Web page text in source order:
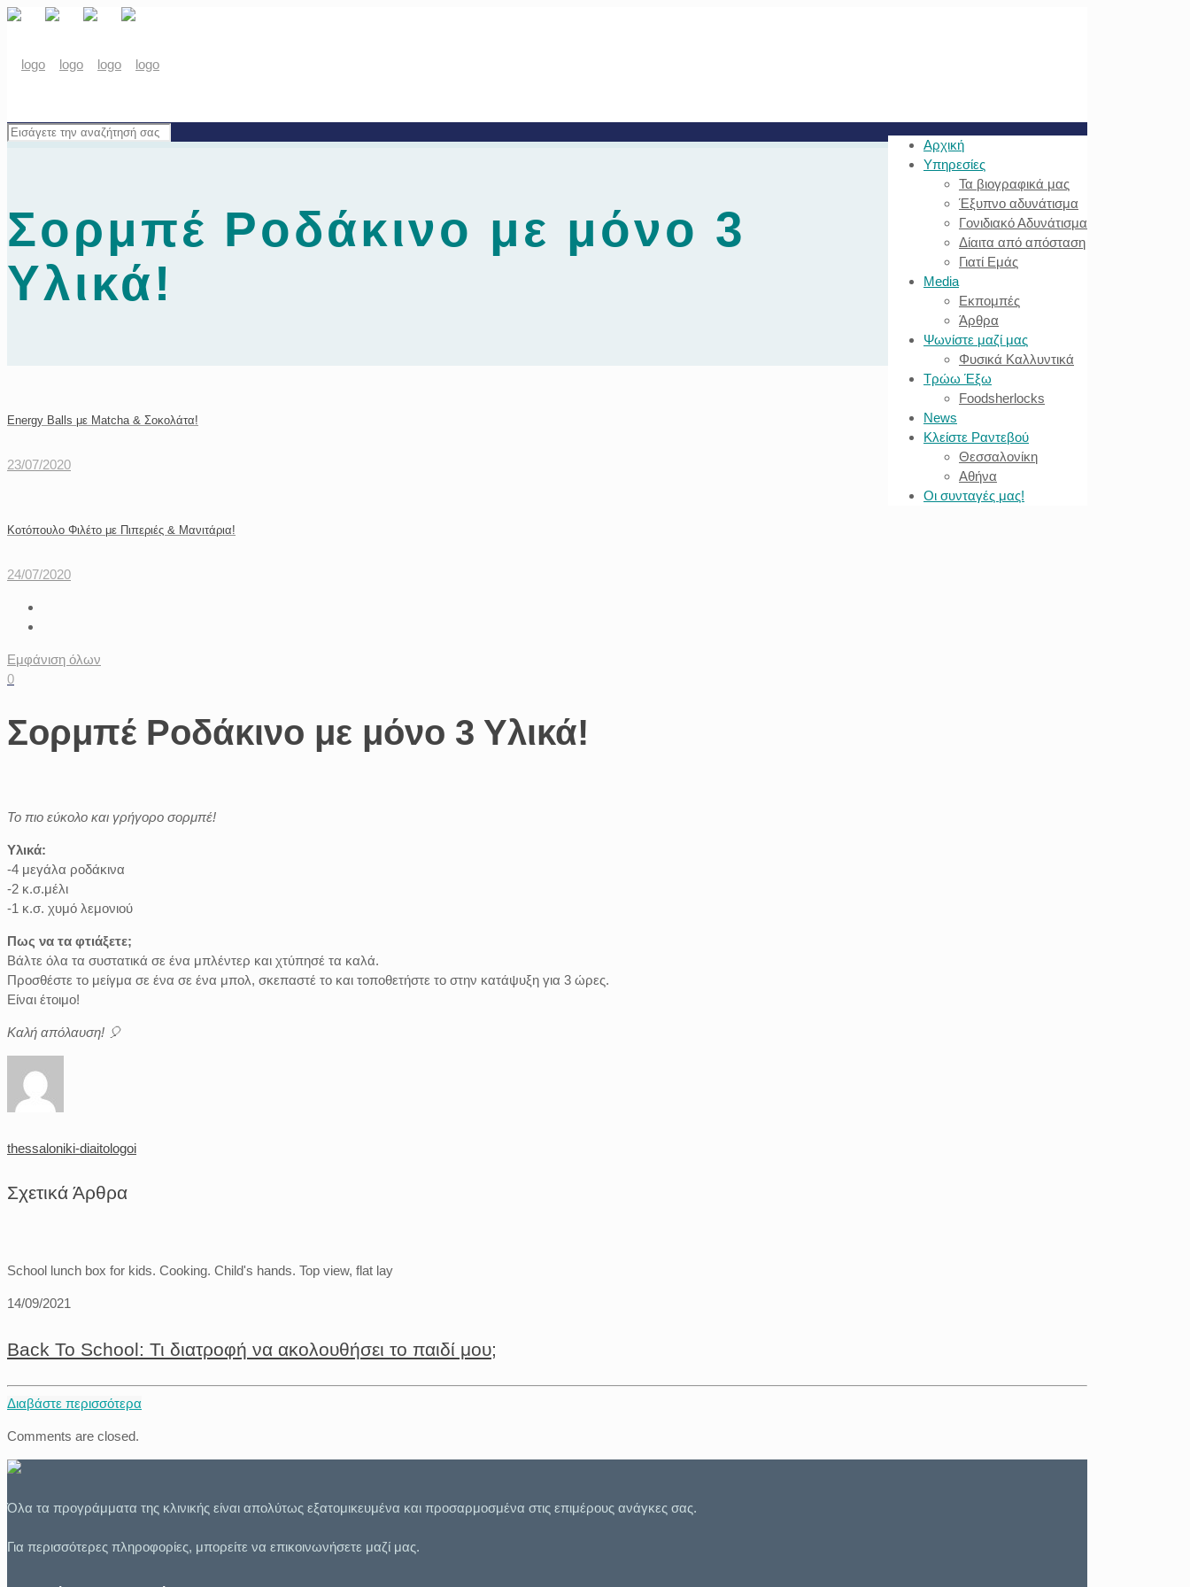
Αρχική
Υπηρεσίες
Τα βιογραφικά μας
Έξυπνο αδυνάτισμα
Γονιδιακό Αδυνάτισμα
Δίαιτα από απόσταση
Γιατί Εμάς
Media
Εκπομπές
Άρθρα
Ψωνίστε μαζί μας
Φυσικά Καλλυντικά
Τρώω Έξω
Foodsherlocks
News
Κλείστε Ραντεβού
Θεσσαλονίκη
Αθήνα
Οι συνταγές μας!
Σορμπέ Ροδάκινο με μόνο 3
Υλικά!
Energy Balls με Matcha & Σοκολάτα!
23/07/2020
Κοτόπουλο Φιλέτο με Πιπεριές & Μανιτάρια!
24/07/2020
Εμφάνιση όλων
0
Σορμπέ Ροδάκινο με μόνο 3 Υλικά!
Το πιο εύκολο και γρήγορο σορμπέ!
Υλικά:
-4 μεγάλα ροδάκινα
-2 κ.σ.μέλι
-1 κ.σ. χυμό λεμονιού
Πως να τα φτιάξετε;
Βάλτε όλα τα συστατικά σε ένα μπλέντερ και χτύπησέ τα καλά.
Προσθέστε το μείγμα σε ένα σε ένα μπολ, σκεπαστέ το και τοποθετήστε το στην κατάψυξη για 3 ώρες.
Είναι έτοιμο!
Καλή απόλαυση! 🎈
thessaloniki-diaitologoi
Σχετικά Άρθρα
School lunch box for kids. Cooking. Child's hands. Top view, flat lay
14/09/2021
Back To School: Τι διατροφή να ακολουθήσει το παιδί μου;
Διαβάστε περισσότερα
Comments are closed.
Όλα τα προγράμματα της κλινικής είναι απολύτως εξατομικευμένα και προσαρμοσμένα στις επιμέρους ανάγκες σας.
Για περισσότερες πληροφορίες, μπορείτε να επικοινωνήσετε μαζί μας.